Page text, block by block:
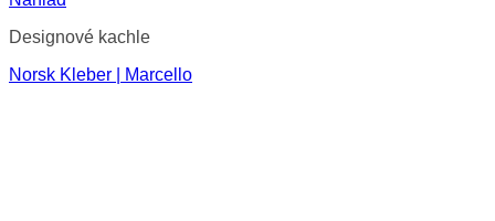
Designové kachle
Norsk Kleber | Marcello